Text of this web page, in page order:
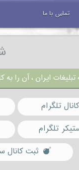
تماس با ما
ایران ، آن را
تلگرام
تلگرام
ثبت